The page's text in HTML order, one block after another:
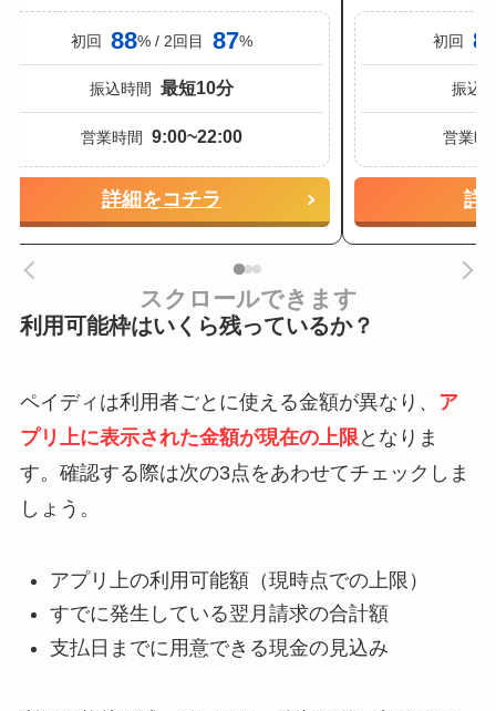
初回 88% / 2回目 87%
振込時間 最短10分
営業時間 9:00~22:00
詳細をコチラ
初回
振込
営業時
詳
スクロールできます
利用可能枠はいくら残っているか？
ペイディは利用者ごとに使える金額が異なり、 ア
プリ上に表示された金額が現在の上限となりま
す。確認する際は次の3点をあわせてチェックしま
しょう。
アプリ上の利用可能額（現時点での上限）
すでに発生している翌月請求の合計額
支払日までに用意できる現金の見込み